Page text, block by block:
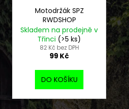
Motodržák SPZ
RWDSHOP
Skladem na prodejně v
Třinci (>5 ks)
82 Kč bez DPH
99 Kč
DO KOŠÍKU